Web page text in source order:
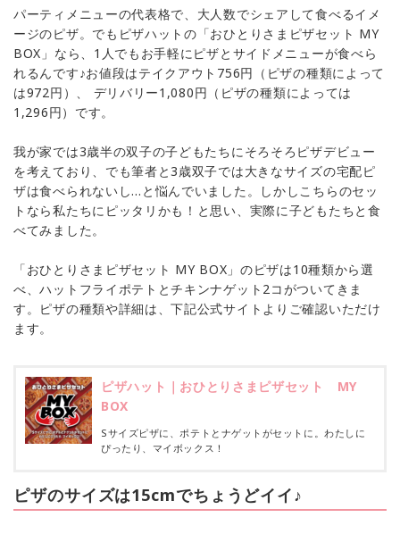
パーティメニューの代表格で、大人数でシェアして食べるイメ
ージのピザ。でもピザハットの「おひとりさまピザセット MY
BOX」なら、1人でもお手軽にピザとサイドメニューが食べら
れるんです♪お値段はテイクアウト756円（ピザの種類によって
は972円）、 デリバリー1,080円（ピザの種類によっては
1,296円）です。
我が家では3歳半の双子の子どもたちにそろそろピザデビュー
を考えており、でも筆者と3歳双子では大きなサイズの宅配ピ
ザは食べられないし…と悩んでいました。しかしこちらのセッ
トなら私たちにピッタリかも！と思い、実際に子どもたちと食
べてみました。
「おひとりさまピザセット MY BOX」のピザは10種類から選
べ、ハットフライポテトとチキンナゲット2コがついてきま
す。ピザの種類や詳細は、下記公式サイトよりご確認いただけ
ます。
ピザハット｜おひとりさまピザセット MY
BOX
Sサイズピザに、ポテトとナゲットがセットに。わたしに
ぴったり、マイボックス！
ピザのサイズは15cmでちょうどイイ♪